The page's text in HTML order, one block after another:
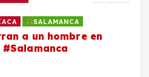
SALAMANCA
a un hombre en